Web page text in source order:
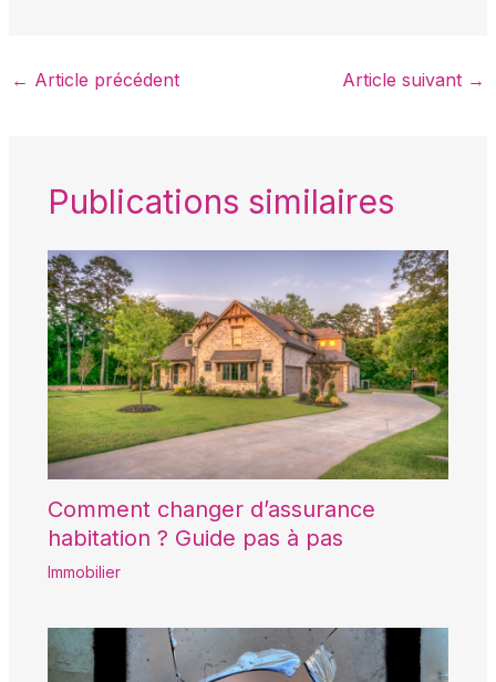
← Article précédent Article suivant →
Publications similaires
Comment changer d’assurance
habitation ? Guide pas à pas
Immobilier